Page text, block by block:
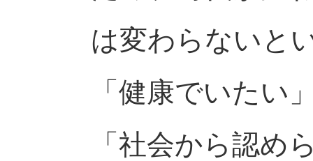
は変わらないと
「健康でいたい
「社会から認め